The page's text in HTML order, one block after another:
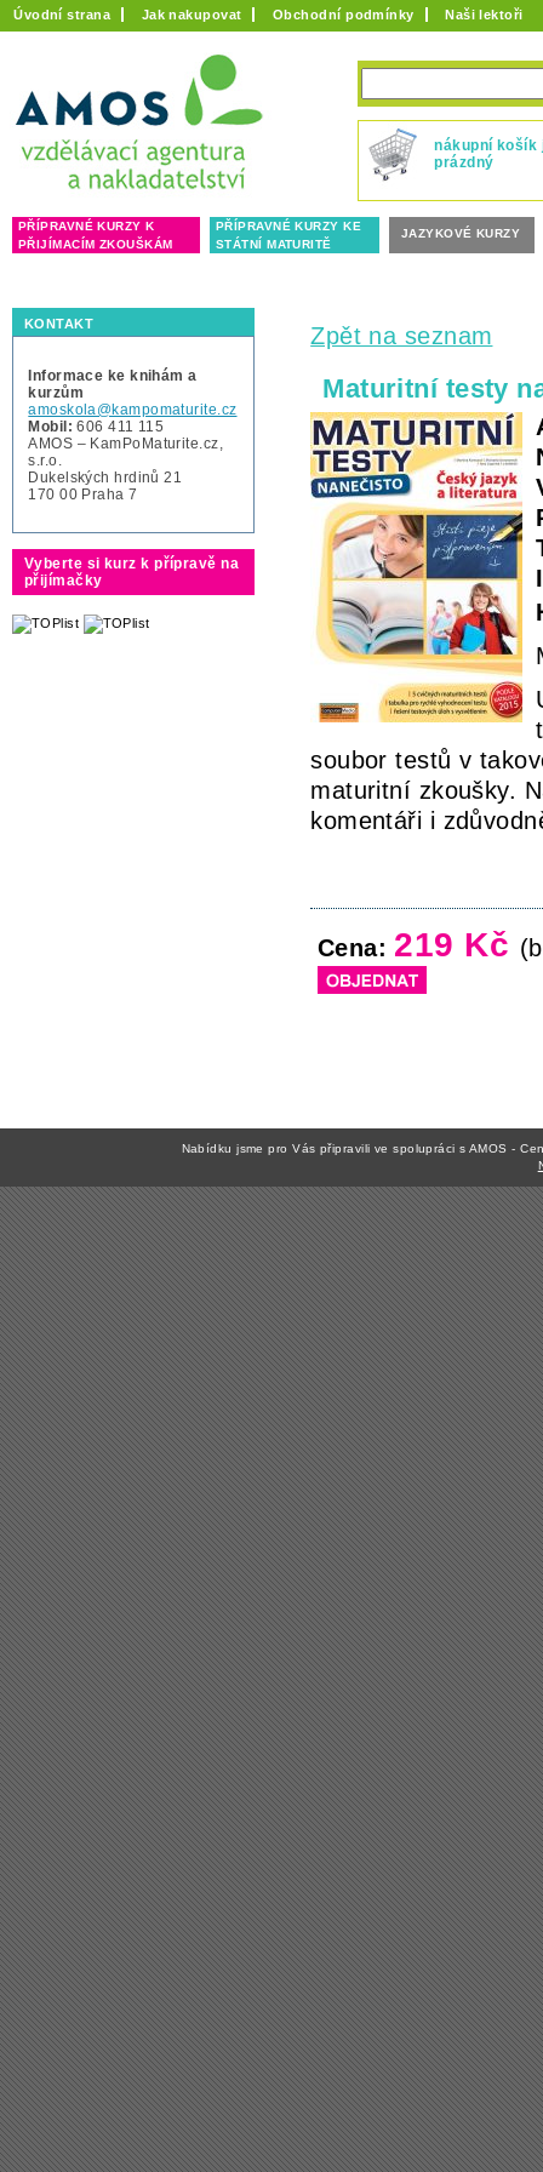
Úvodní strana Jak nakupovat Obchodní podmínky Naši lektoři
nákupní košík
prázdný
PŘÍPRAVNÉ KURZY K
PŘIJÍMACÍM ZKOUŠKÁM
PŘÍPRAVNÉ KURZY KE
STÁTNÍ MATURITĚ
JAZYKOVÉ KURZY
KONTAKT
Informace ke knihám a
kurzům
amoskola@kampomaturite.cz
Mobil: 606 411 115
AMOS – KamPoMaturite.cz,
s.r.o.
Dukelských hrdinů 21
170 00 Praha 7
Vyberte si kurz k přípravě na
přijímačky
Zpět na seznam
Maturitní testy
soubor testů v
maturitní zkoušky.
komentáři i
Cena: 219 Kč
Nabídku jsme pro Vás připravili ve spolupráci s AMOS -